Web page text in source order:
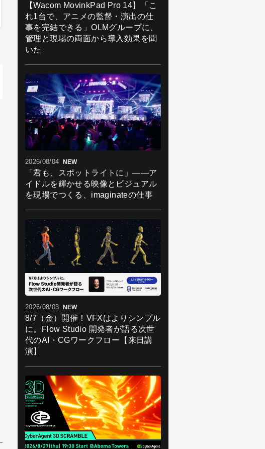
【Wacom MovinkPad Pro 14】「こ
れ1台で、アニメの監督・演出の仕
事を完結できる」OLMグループに、
管理と現場の両面から導入効果を聞
いた
2026/08/04 NEW
「君も、スポットライトに」――ア
イドルを輝かせる映像とビジュアル
を現場でつくる、imaginateの仕事
2026/08/03 NEW
8/7（金）開催！VFXはよりシンプル
に。Flow Studio 開発者が語る次世
代のAI・CGワークフロー【来日講
演】